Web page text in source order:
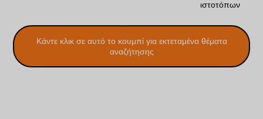
ιστοτόπων
Κάντε κλικ σε αυτό το κουμπί για εκτεταμένα θέματα
αναζήτησης